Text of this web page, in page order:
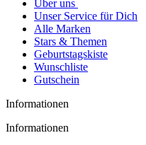
Über uns
Unser Service für Dich
Alle Marken
Stars & Themen
Geburtstagskiste
Wunschliste
Gutschein
Informationen
Informationen